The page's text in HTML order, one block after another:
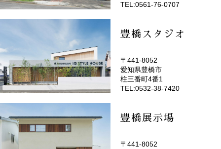
TEL:0561-76-0707
豊橋スタジオ
(EMOTOP豊橋)
〒441-8052
愛知県豊橋市
柱三番町4番1
TEL:0532-38-7420
豊橋展示場
〒441-8052